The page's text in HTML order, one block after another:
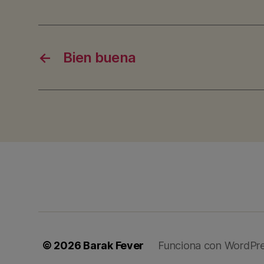
← Bien buena
© 2026 Barak Fever Funciona con